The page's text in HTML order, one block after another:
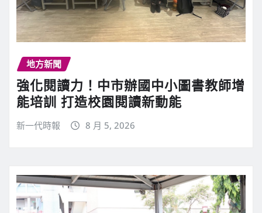
地方新聞
強化閱讀力！中市辦國中小圖書教師增
能培訓 打造校園閱讀新動能
新一代時報 8 月 5, 2026